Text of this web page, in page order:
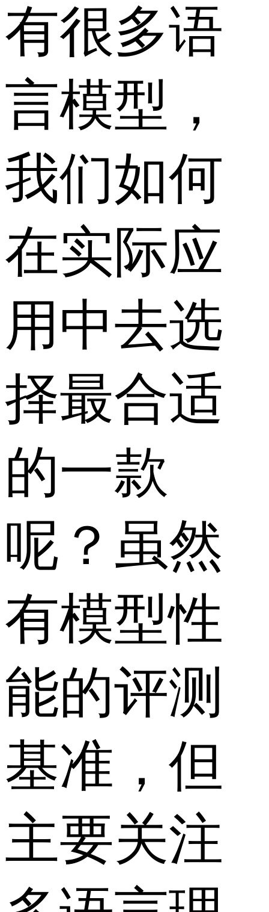
有很多语
言模型，
我们如何
在实际应
用中去选
择最合适
的一款
呢？虽然
有模型性
能的评测
基准，但
主要关注